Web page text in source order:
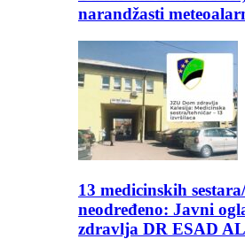
narandžasti
13 medicinskih
neodređeno: Javni
zdravlja DR ESAD